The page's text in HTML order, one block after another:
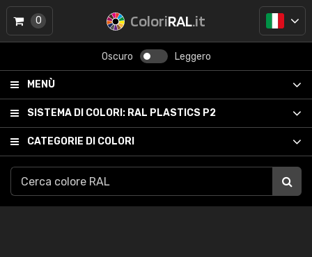
ColoriRAL.it
Oscuro Leggero
MENÙ
SISTEMA DI COLORI: RAL PLASTICS P2
CATEGORIE DI COLORI
0